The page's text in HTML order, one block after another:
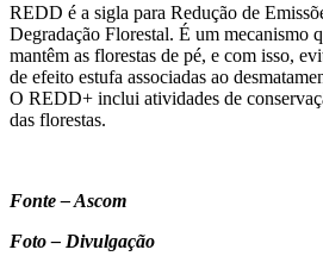
REDD é a sigla para Redução de
Degradação Florestal. É um mecanismo
mantêm as florestas de pé, e com isso,
de efeito estufa associadas ao
O REDD+ inclui atividades de
das florestas.
Fonte – Ascom
Foto – Divulgação